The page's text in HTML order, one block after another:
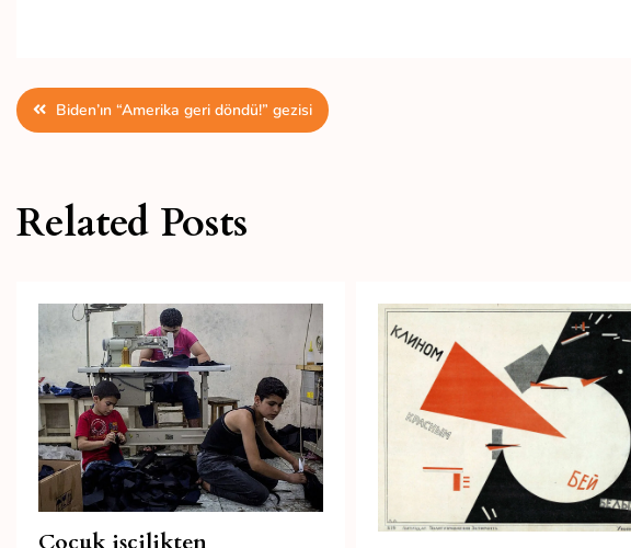
YazıBiden’ın “Amerika geri döndü!” gezisi
Related Posts
Çocuk işçilikten